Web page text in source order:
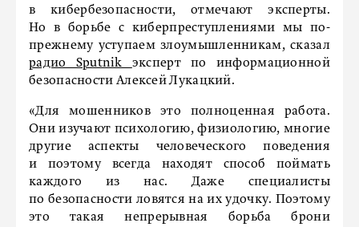
в кибербезопасности, отмечают эксперты.
Но в борьбе с киберпреступлениями мы по-
прежнему уступаем злоумышленникам, сказал
радио Sputnik эксперт по информационной
безопасности Алексей Лукацкий.
«Для мошенников это полноценная работа.
Они изучают психологию, физиологию, многие
другие аспекты человеческого поведения
и поэтому всегда находят способ поймать
каждого из нас. Даже специалисты
по безопасности ловятся на их удочку. Поэтому
это такая непрерывная борьба брони